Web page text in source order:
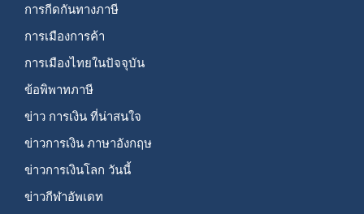
การกีดกันทางภาษี
การเมืองการค้า
การเมืองไทยในปัจจุบัน
ข้อพิพาทภาษี
ข่าว การเงิน ที่น่าสนใจ
ข่าวการเงิน ภาษาอังกฤษ
ข่าวการเงินโลก วันนี้
ข่าวกีฬาอัพเดท